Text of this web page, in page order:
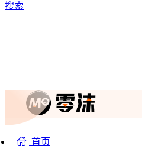
搜索
首页